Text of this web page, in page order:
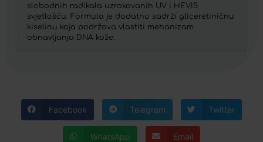
slobodnih radikala uzrokovanih UV i HEVIS
svjetlošću. Formula je dodatno sadrži gliceretiničnu
kiselinu koja podržava vlastiti mehanizam
obnavljanja DNA kože.
Facebook Telegram Twitter
WhatsApp Email